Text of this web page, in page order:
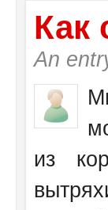
Как
An
из